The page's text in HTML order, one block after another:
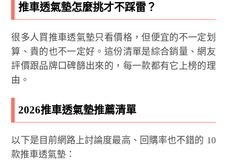
推車透氣墊怎麼挑才不踩雷？
很多人買推車透氣墊只看價格，但便宜的不一定划
算、貴的也不一定好。這份清單是綜合銷量、網友
評價跟品牌口碑篩出來的，每一款都有它上榜的理
由。
2026推車透氣墊推薦清單
以下是目前網路上討論度最高、回購率也不錯的 10
款推車透氣墊：